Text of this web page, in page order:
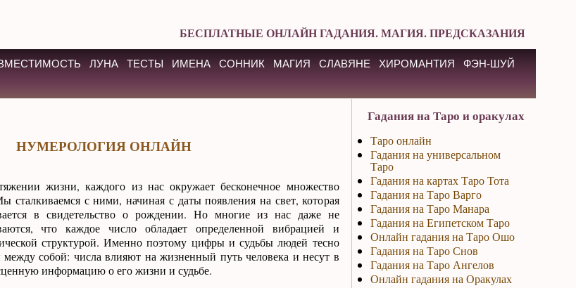
БЕСПЛАТНЫЕ ОНЛАЙН ГАДАНИЯ. МАГИЯ. ПРЕДСКАЗАНИЯ
ЛУНА ТЕСТЫ ИМЕНА СОННИК МАГИЯ СЛАВЯНЕ ХИРОМАНТИЯ
ФЭН-ШУЙ
НУМЕРОЛОГИЯ ОНЛАЙН
жизни, каждого из нас окружает бесконечное множество
сталкиваемся с ними, начиная с даты появления на свет, которая
в свидетельство о рождении. Но многие из нас даже не
что каждое число обладает определенной вибрацией и
структурой. Именно поэтому цифры и судьбы людей тесно
между собой: числа влияют на жизненный путь человека и несут в
информацию о его жизни и судьбе.
Гадания на Таро и оракулах
Таро онлайн
Гадания на универсальном
Таро
Гадания на картах Таро Тота
Гадания на Таро Варго
Гадания на Таро Манара
Гадания на Египетском Таро
Онлайн гадания на Таро Ошо
Гадания на Таро Снов
Гадания на Таро Ангелов
Онлайн гадания на Оракулах